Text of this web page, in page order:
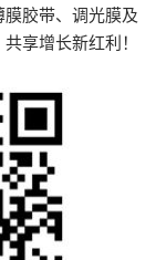
胶带、调光膜及
享增长新红利！